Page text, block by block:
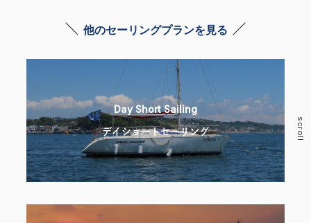
scroll
他のセーリングプランを見る
Day Short Sailing
デイショートセーリング